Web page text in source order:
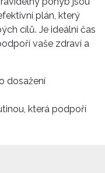
plán, který
cílů. Je ideální čas
vaše zdraví a
dosažení
která podpoří